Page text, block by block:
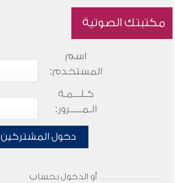
مكتبتك الصوتية
اسم
المستخدم:
كـلـــمـة
الـمـــــرور:
دخول المشتركين
أو الدخول بحساب